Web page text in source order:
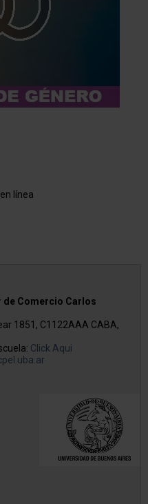
línea
de Comercio Carlos
1851, C1122AAA CABA,
Click Aqui